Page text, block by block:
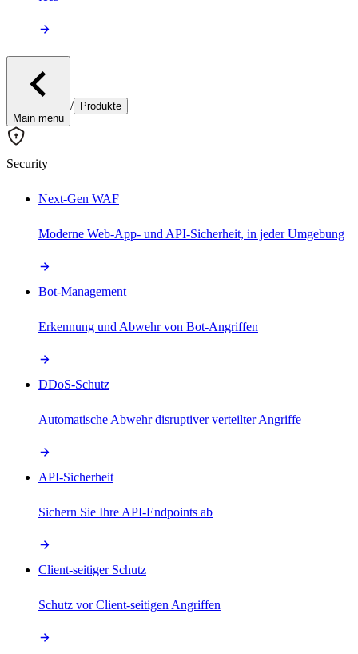
Main menu
/ Produkte
Security
Next-Gen WAF
Moderne Web-App- und API-Sicherheit, in jeder Umgebung
Bot-Management
Erkennung und Abwehr von Bot-Angriffen
DDoS-Schutz
Automatische Abwehr disruptiver verteilter Angriffe
API-Sicherheit
Sichern Sie Ihre API-Endpoints ab
Client-seitiger Schutz
Schutz vor Client-seitigen Angriffen